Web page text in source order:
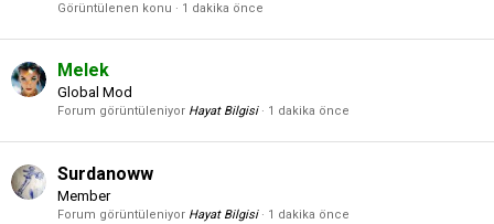
Görüntülenen konu 1 dakika önce
Melek
Global Mod
Forum görüntüleniyor Hayat Bilgisi 1 dakika önce
Surdanoww
Member
Forum görüntüleniyor Hayat Bilgisi 1 dakika önce